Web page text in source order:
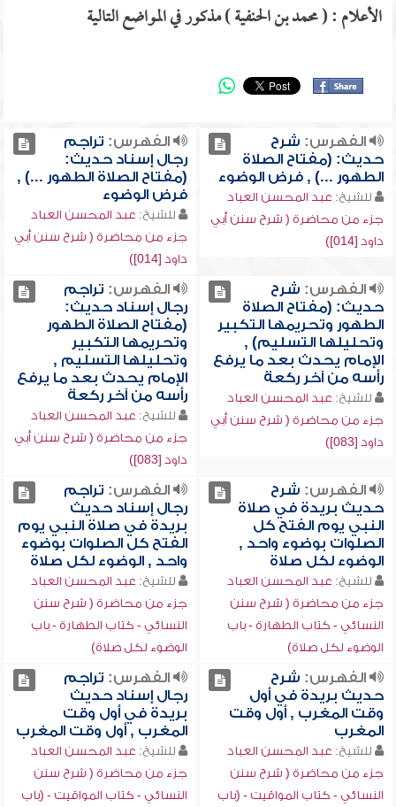
الأعلام : ( محمد بن الحنفية ) مذكور في المواضع التالية
الفهرس: شرح
حديث: (مفتاح الصلاة
الطهور ...) , فرض الوضوء
للشيخ: عبد المحسن العباد
جزء من محاضرة ( شرح سنن أبي
داود [014])
الفهرس: تراجم
رجال إسناد حديث:
(مفتاح الصلاة الطهور ...) ,
فرض الوضوء
للشيخ: عبد المحسن العباد
جزء من محاضرة ( شرح سنن أبي
داود [014])
الفهرس: شرح
حديث: (مفتاح الصلاة
الطهور وتحريمها التكبير
وتحليلها التسليم) ,
الإمام يحدث بعد ما يرفع
رأسه من آخر ركعة
للشيخ: عبد المحسن العباد
جزء من محاضرة ( شرح سنن أبي
داود [083])
الفهرس: تراجم
رجال إسناد حديث:
(مفتاح الصلاة الطهور
وتحريمها التكبير
وتحليلها التسليم ,
الإمام يحدث بعد ما يرفع
رأسه من آخر ركعة
للشيخ: عبد المحسن العباد
جزء من محاضرة ( شرح سنن أبي
داود [083])
الفهرس: شرح
حديث بريدة في صلاة
النبي يوم الفتح كل
الصلوات بوضوء واحد ,
الوضوء لكل صلاة
للشيخ: عبد المحسن العباد
جزء من محاضرة ( شرح سنن
النسائي - كتاب الطهارة - باب
الوضوء لكل صلاة)
الفهرس: تراجم
رجال إسناد حديث
بريدة في صلاة النبي يوم
الفتح كل الصلوات بوضوء
واحد , الوضوء لكل صلاة
للشيخ: عبد المحسن العباد
جزء من محاضرة ( شرح سنن
النسائي - كتاب الطهارة - باب
الوضوء لكل صلاة)
الفهرس: شرح
حديث بريدة في أول
وقت المغرب , أول وقت
المغرب
للشيخ: عبد المحسن العباد
جزء من محاضرة ( شرح سنن
النسائي - كتاب المواقيت - (باب
الفهرس: تراجم
رجال إسناد حديث
بريدة في أول وقت
المغرب , أول وقت المغرب
للشيخ: عبد المحسن العباد
جزء من محاضرة ( شرح سنن
النسائي - كتاب المواقيت - (باب